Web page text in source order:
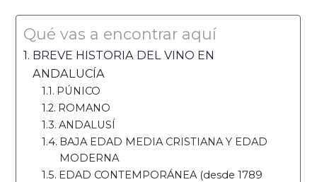
Qué vas a encontrar aquí
BREVE HISTORIA DEL VINO EN
ANDALUCÍA
PÚNICO
ROMANO
ANDALUSÍ
BAJA EDAD MEDIA CRISTIANA Y EDAD
MODERNA
EDAD CONTEMPORÁNEA (desde 1789